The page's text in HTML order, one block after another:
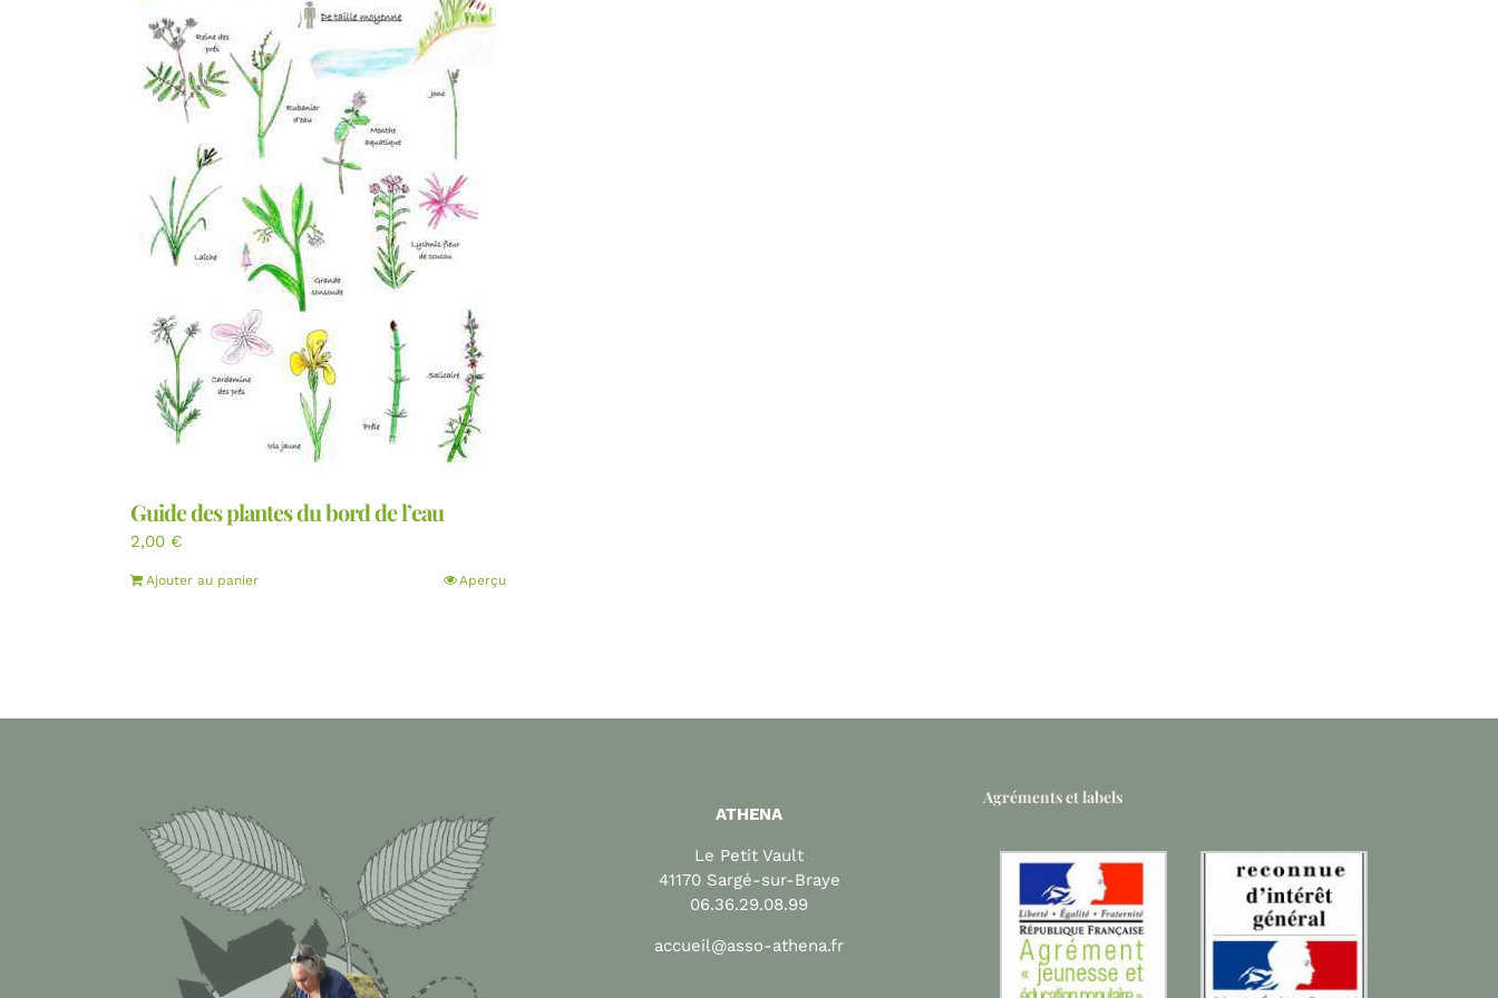
Guide des plantes du bord de l’eau
2,00 €
Ajouter au panier Aperçu
ATHENA
Le Petit Vault
41170 Sargé-sur-Braye
06.36.29.08.99
accueil@asso-athena.fr
Agréments et labels